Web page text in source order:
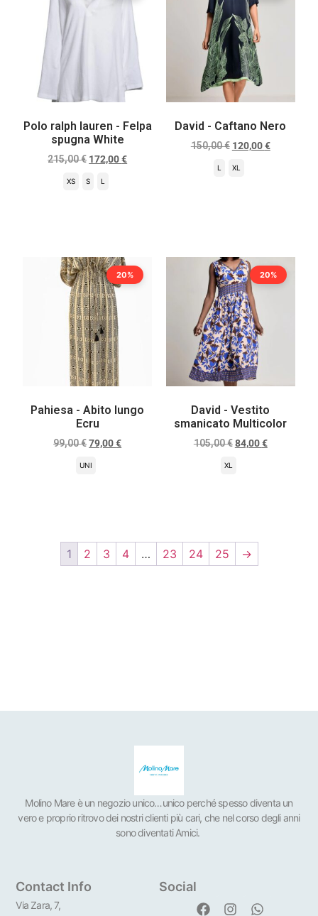
Polo ralph lauren - Felpa
spugna White
215,00€ 172,00€
XS S L
David - Caftano Nero
150,00€ 120,00€
L XL
20%
Pahiesa - Abito lungo
Ecru
99,00€79,00€
UNI
20%
David - Vestito
smanicato Multicolor
105,00€ 84,00€
XL
1 2 3 4 … 23 24 25 →
Molino Mare è un negozio unico…unico perché spesso diventa un
vero e proprio ritrovo dei nostri clienti più cari, che nel corso degli anni
sono diventati Amici.
Contact Info
Via Zara, 7,
Social